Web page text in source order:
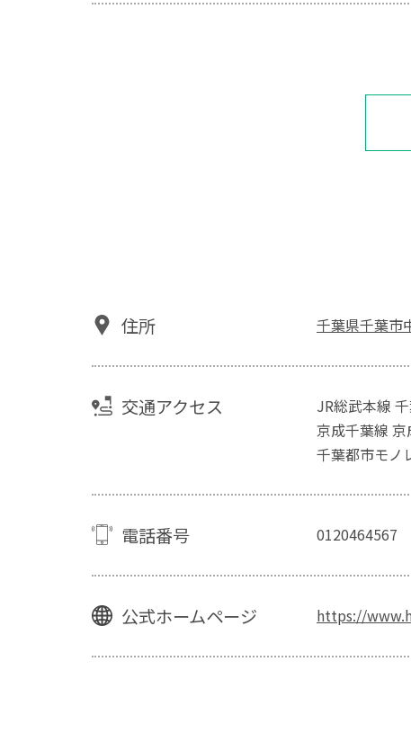
住所 千葉県千葉市
交通アクセス
JR総武本線
京成千葉線
千葉都市モノ
電話番号 0120464567
公式ホームページ https://